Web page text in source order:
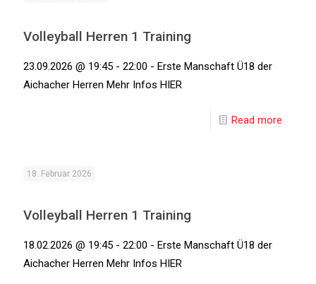
Volleyball Herren 1 Training
23.09.2026 @ 19:45 - 22:00 - Erste Manschaft Ü18 der
Aichacher Herren Mehr Infos HIER
Read more
18. Februar 2026
Volleyball Herren 1 Training
18.02.2026 @ 19:45 - 22:00 - Erste Manschaft Ü18 der
Aichacher Herren Mehr Infos HIER